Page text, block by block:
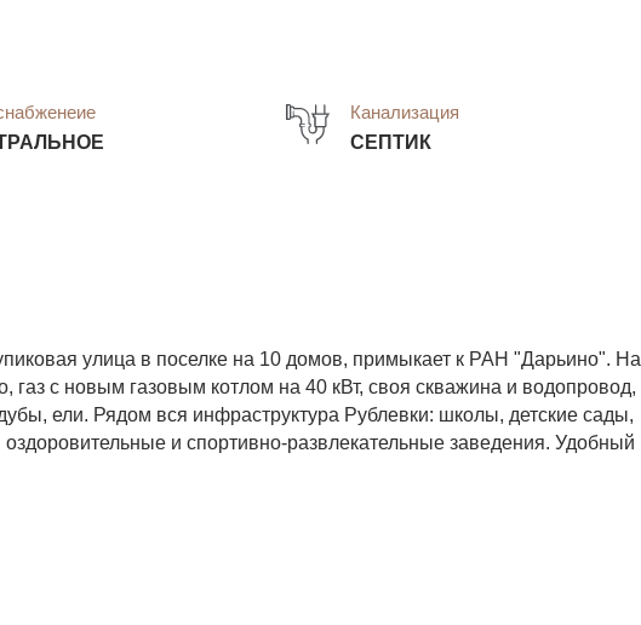
Канализация
СЕПТИК
улица в поселке на 10 домов, примыкает к РАН "Дарьино". На
газ с новым газовым котлом на 40 кВт, своя скважина и водопровод,
ели. Рядом вся инфраструктура Рублевки: школы, детские сады,
и спортивно-развлекательные заведения. Удобный